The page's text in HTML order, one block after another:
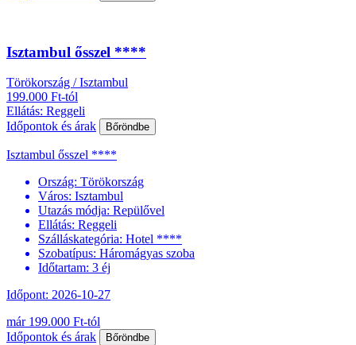
Isztambul ősszel ****
Törökország / Isztambul
199.000 Ft-tól
Ellátás: Reggeli
Időpontok és árak
Bőröndbe
Isztambul ősszel ****
Ország: Törökország
Város: Isztambul
Utazás módja: Repülővel
Ellátás: Reggeli
Szálláskategória: Hotel ****
Szobatípus: Háromágyas szoba
Időtartam: 3 éj
Időpont: 2026-10-27
már 199.000 Ft-tól
Időpontok és árak
Bőröndbe